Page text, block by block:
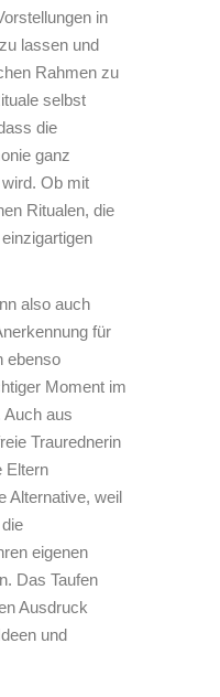
in
lassen und
Rahmen zu
selbst
die
ganz
Ob mit
Ritualen, die
also auch
für
ebenso
Moment im
Auch aus
Traurednerin
Eltern
Alternative, weil
eigenen
Das Taufen
Ausdruck
und